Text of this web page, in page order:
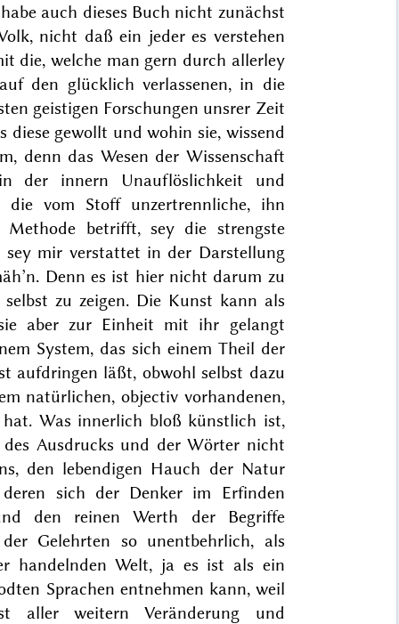
auch dieses Buch nicht zunächst
nicht daß ein jeder es verstehen
die, welche man gern durch allerley
den glücklich verlassenen, in die
geistigen Forschungen unsrer Zeit
diese gewollt und wohin sie, wissend
denn das Wesen der Wissenschaft
der innern Unauflöslichkeit und
die vom Stoff unzertrennliche, ihn
betrifft, sey die strengste
sey mir verstattet in der Darstellung
Denn es ist hier nicht darum zu
zu zeigen. Die Kunst kann als
aber zur Einheit mit ihr gelangt
System, das sich einem Theil der
aufdringen läßt, obwohl selbst dazu
natürlichen, objectiv vorhandenen,
Was innerlich bloß künstlich ist,
Ausdrucks und der Wörter nicht
den lebendigen Hauch der Natur
sich der Denker im Erfinden
den reinen Werth der Begriffe
Gelehrten so unentbehrlich, als
handelnden Welt, ja es ist als ein
Sprachen entnehmen kann, weil
aller weitern Veränderung und